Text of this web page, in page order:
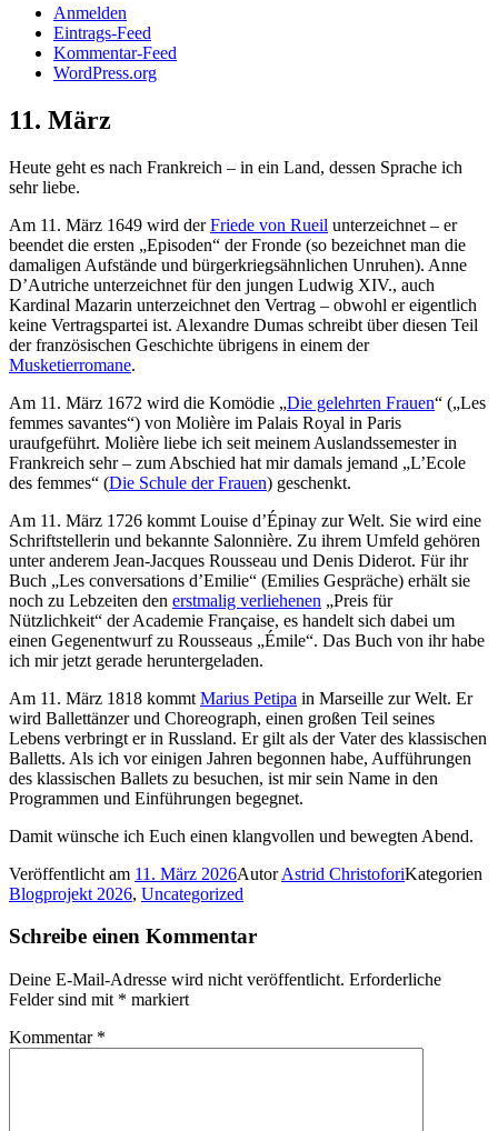
Anmelden
Eintrags-Feed
Kommentar-Feed
WordPress.org
11. März
Heute geht es nach Frankreich – in ein Land, dessen Sprache ich
sehr liebe.
Am 11. März 1649 wird derFriede von Rueil unterzeichnet – er
beendet die ersten „Episoden“ der Fronde (so bezeichnet man die
damaligen Aufstände und bürgerkriegsähnlichen Unruhen). Anne
D’Autriche unterzeichnet für den jungen Ludwig XIV., auch
Kardinal Mazarin unterzeichnet den Vertrag – obwohl er eigentlich
keine Vertragspartei ist. Alexandre Dumas schreibt über diesen Teil
der französischen Geschichte übrigens in einem der
Musketierromane.
Am 11. März 1672 wird die Komödie „Die gelehrten Frauen“ („Les
femmes savantes“) von Molière im Palais Royal in Paris
uraufgeführt. Molière liebe ich seit meinem Auslandssemester in
Frankreich sehr – zum Abschied hat mir damals jemand „L’Ecole
des femmes“ (Die Schule der Frauen) geschenkt.
Am 11. März 1726 kommt Louise d’Épinay zur Welt. Sie wird eine
Schriftstellerin und bekannte Salonnière. Zu ihrem Umfeld gehören
unter anderem Jean-Jacques Rousseau und Denis Diderot. Für ihr
Buch „Les conversations d’Emilie“ (Emilies Gespräche) erhält sie
noch zu Lebzeiten den erstmalig verliehenen „Preis für
Nützlichkeit“ der Academie Française, es handelt sich dabei um
einen Gegenentwurf zu Rousseaus „Émile“. Das Buch von ihr habe
ich mir jetzt gerade heruntergeladen.
Am 11. März 1818 kommt Marius Petipa in Marseille zur Welt. Er
wird Ballettänzer und Choreograph, einen großen Teil seines
Lebens verbringt er in Russland. Er gilt als der Vater des klassischen
Balletts. Als ich vor einigen Jahren begonnen habe, Aufführungen
des klassischen Ballets zu besuchen, ist mir sein Name in den
Programmen und Einführungen begegnet.
Damit wünsche ich Euch einen klangvollen und bewegten Abend.
Veröffentlicht am 11. März 2026AutorAstrid ChristoforiKategorien
Blogprojekt 2026, Uncategorized
Schreibe einen Kommentar
Deine E-Mail-Adresse wird nicht veröffentlicht. Erforderliche
Felder sind mit * markiert
Kommentar *